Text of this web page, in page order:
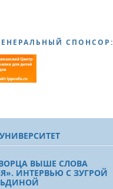
СПОНСОР:
ВЫШЕ СЛОВА
ИНТЕРВЬЮ С ЗУГРОЙ